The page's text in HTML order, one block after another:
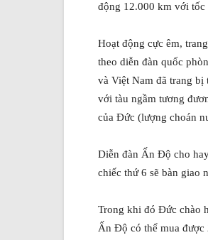
động 12.000 km với
Hoạt động cực êm,
theo diễn đàn quốc
và Việt Nam đã trang
với tàu ngầm tương
của Đức (lượng choán
Diễn đàn Ấn Độ cho
chiếc thứ 6 sẽ bàn giao
Trong khi đó Đức chào
Ấn Độ có thể mua được